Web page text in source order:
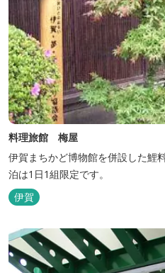
料理旅館 梅屋
伊賀まちかど博物館を併設した鯉
泊は1日1組限定です。
伊賀